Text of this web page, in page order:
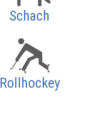
Schach
Rollhockey